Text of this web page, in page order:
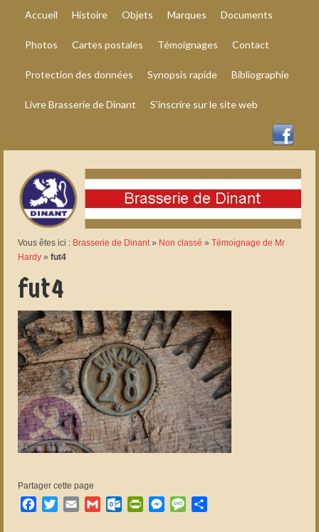
Accueil Histoire Objets Marques Documents
Photos Cartes postales Témoignages Contact
Protection des données Synopsis rapide Bibliographie
Livre Brasserie de Dinant S’inscrire sur le site web
Vous êtes ici : Brasserie de Dinant» Non classé » Témoignage de Mr
Hardy » fut4
fut4
Partager cette page
Facebook
TwitterEmail GmailOutlook.com
PrintFriendly
Messenger
Message